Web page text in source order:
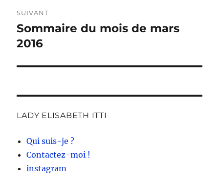
SUIVANT
Publication
suivante :
Sommaire du mois de mars
2016
LADY ELISABETH ITTI
Qui suis-je ?
Contactez-moi !
instagram